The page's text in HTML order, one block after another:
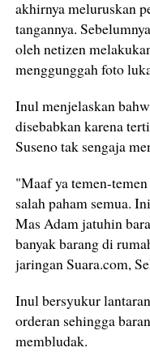
akhirnya meluruskan
tangannya.
oleh netizen
menggunggah foto
Inul menjelaskan
disebabkan karena
Suseno tak sengaja
"Maaf ya temen-
salah paham semua.
Mas Adam jatuhin
banyak barang di
jaringan Suara.com,
Inul bersyukur
orderan sehingga
membludak.